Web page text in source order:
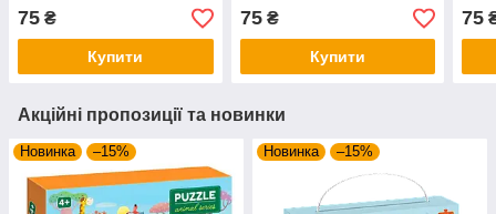
75 ₴
Купити
75₴
Купити
75
Акційні пропозиції та новинки
Новинка –15% Новинка –15%